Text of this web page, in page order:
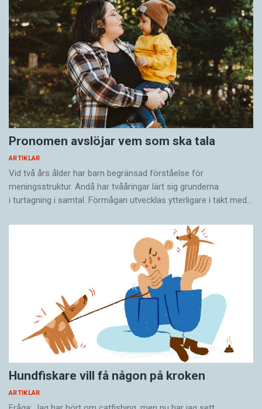
Pronomen avslöjar vem som ska tala
ARTIKLAR
Vid två års ålder har barn begränsad förståelse för
meningsstruktur. Ändå har tvååringar lärt sig grunderna
i turtagning i samtal. Förmågan utvecklas ytterligare i takt med…
Hundfiskare vill få någon på kroken
ARTIKLAR